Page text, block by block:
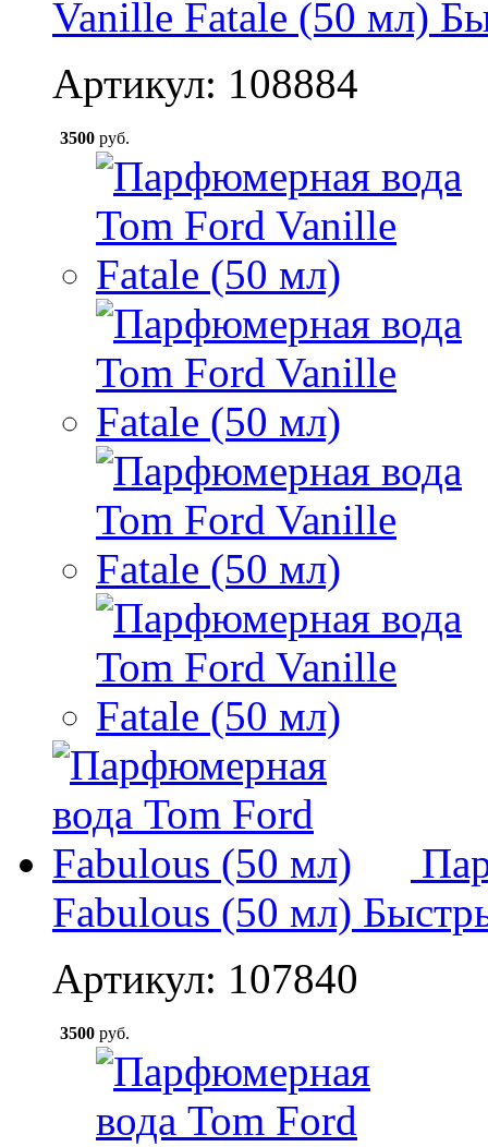
Vanille Fatale (50 мл)
Артикул: 108884
3500 руб.
Fabulous (50 мл)
Артикул: 107840
3500 руб.